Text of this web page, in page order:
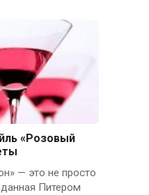
«Розовый
— это не просто
Питером